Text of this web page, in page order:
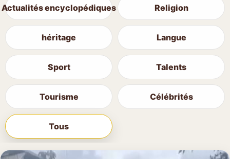
Actualités encyclopédiques Religion
héritage Langue
Sport Talents
Tourisme Célébrités
Tous